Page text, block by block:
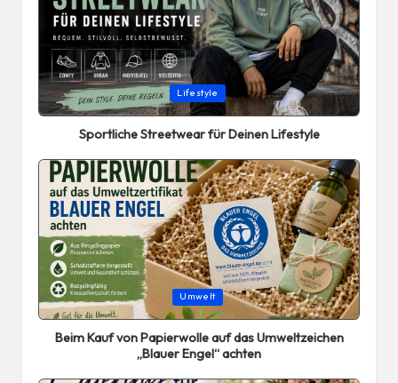
Posted
in
Lifestyle
Sportliche Streetwear für Deinen Lifestyle
Posted
in
Umwelt
Beim Kauf von Papierwolle auf das Umweltzeichen
„Blauer Engel“ achten